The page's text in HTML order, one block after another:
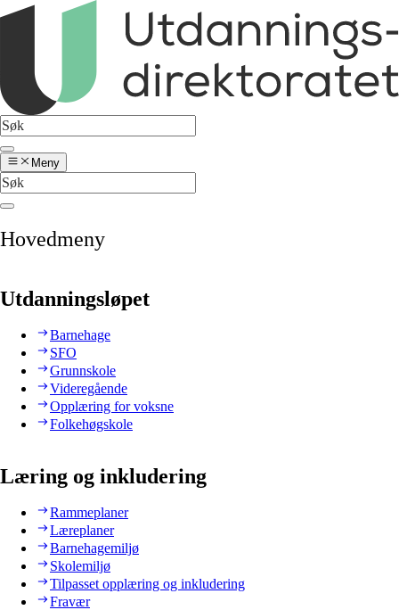
Meny
Hovedmeny
Utdanningsløpet
Barnehage
SFO
Grunnskole
Videregående
Opplæring for voksne
Folkehøgskole
Læring og inkludering
Rammeplaner
Læreplaner
Barnehagemiljø
Skolemiljø
Tilpasset opplæring og inkludering
Fravær